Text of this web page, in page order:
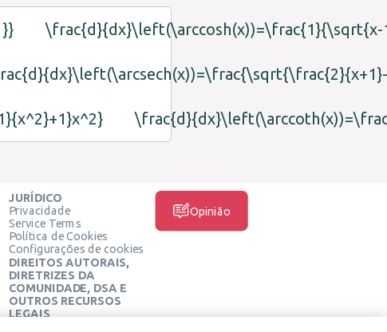
\frac{d}{dx}\left(\arccosh(x))=\frac{1}{\sqrt{x-
JURÍDICO
Privacidade
Service Terms
Política de Cookies
Configurações de cookies
DIREITOS AUTORAIS,
DIRETRIZES DA
COMUNIDADE, DSA E
OUTROS RECURSOS
LEGAIS
Opinião